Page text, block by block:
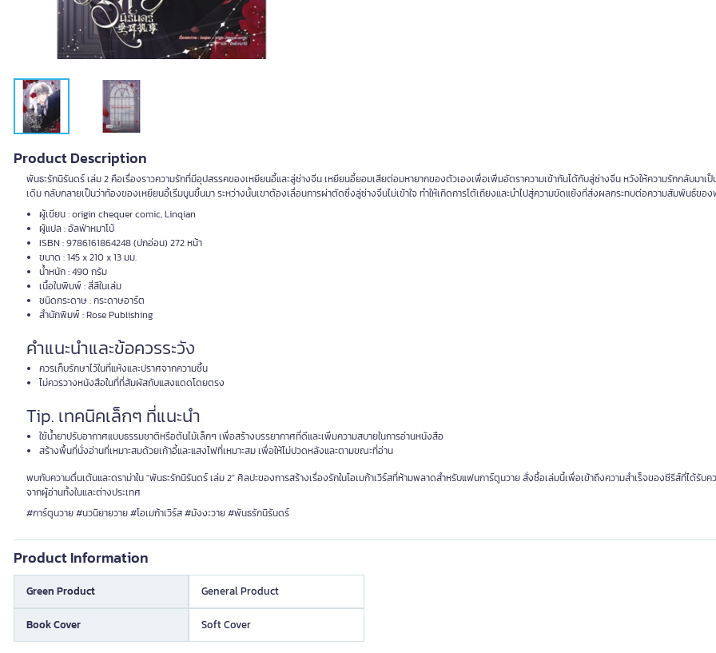
Product Description
พันธะรักนิรันดร์ เล่ม 2 คือเรื่องราวความรักที่มีอุปสรรคของเหยียนอี้และลู่ซ่างจิ่น เหยียนอี้ยอมเสียต่อมหายากของตัวเองเพื่อเพิ่มอัตราความเข้ากันได้กับลู่ซ่างจิ่น หวังให้ความรักกลับมาเป็
เดิม กลับกลายเป็นว่าท้องของเหยียนอี้เริ่มนูนขึ้นมา ระหว่างนั้นเขาต้องเลื่อนการผ่าตัดซึ่งลู่ซ่างจิ่นไม่เข้าใจ ทำให้เกิดการโต้เถียงและนำไปสู่ความขัดแย้งที่ส่งผลกระทบต่อความสัมพันธ์ของ
ผู้เขียน : origin chequer comic, Linqian
ผู้แปล : อัลฟ่าหมาโบ้
ISBN : 9786161864248 (ปกอ่อน) 272 หน้า
ขนาด : 145 x 210 x 13 มม.
น้ำหนัก : 490 กรัม
เนื้อในพิมพ์ : สี่สีในเล่ม
ชนิดกระดาษ : กระดาษอาร์ต
สำนักพิมพ์ : Rose Publishing
คำแนะนำและข้อควรระวัง
ควรเก็บรักษาไว้ในที่แห้งและปราศจากความชื้น
ไม่ควรวางหนังสือในที่ที่สัมผัสกับแสงแดดโดยตรง
Tip. เทคนิคเล็กๆ ที่แนะนำ
ใช้น้ำยาปรับอากาศแบบธรรมชาติหรือต้นไม้เล็กๆ เพื่อสร้างบรรยากาศที่ดีและเพิ่มความสบายในการอ่านหนังสือ
สร้างพื้นที่นั่งอ่านที่เหมาะสมด้วยเก้าอี้และแสงไฟที่เหมาะสม เพื่อให้ไม่ปวดหลังและตามขณะที่อ่าน
พบกับความตื่นเต้นและดราม่าใน "พันธะรักนิรันดร์ เล่ม 2" ศิลปะของการสร้างเรื่องรักในโอเมก้าเวิร์สที่ห้ามพลาดสำหรับแฟนการ์ตูนวาย สั่งซื้อเล่มนี้เพื่อเข้าถึงความสำเร็จของซีรีส์ที่ได้รับค
จากผู้อ่านทั้งในและต่างประเทศ
#การ์ตูนวาย #นวนิยายวาย #โอเมก้าเวิร์ส #มังงะวาย #พันธรักนิรันดร์
Product Information
Green Product General Product
Book Cover Soft Cover